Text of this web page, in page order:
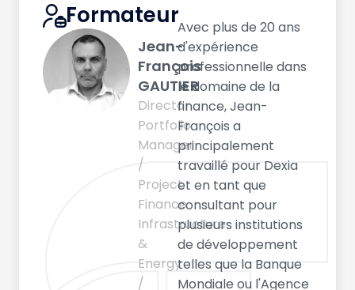
Formateur
Jean-
François
GAUTIER
Director
Portfolio
Manager
/
Project
Finance
Infrastructure
&
Energy
/
Avec plus de 20 ans
d'expérience
professionnelle dans
le domaine de la
finance, Jean-
François a
principalement
travaillé pour Dexia
et en tant que
consultant pour
plusieurs institutions
de développement
telles que la Banque
Mondiale ou l'Agence